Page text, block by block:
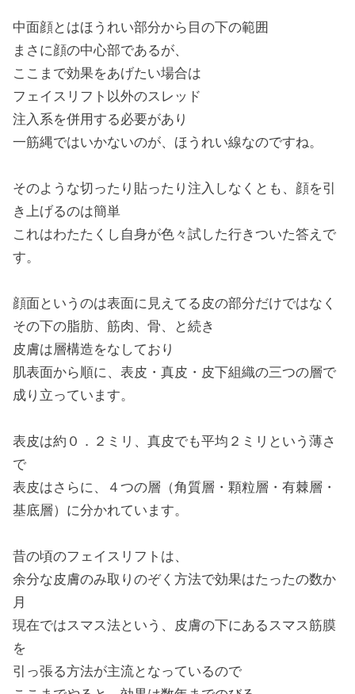
中面顔とはほうれい部分から目の下の範囲
まさに顔の中心部であるが、
ここまで効果をあげたい場合は
フェイスリフト以外のスレッド
注入系を併用する必要があり
一筋縄ではいかないのが、ほうれい線なのですね。
そのような切ったり貼ったり注入しなくとも、顔を引
き上げるのは簡単
これはわたたくし自身が色々試した行きついた答えで
す。
顔面というのは表面に見えてる皮の部分だけではなく
その下の脂肪、筋肉、骨、と続き
皮膚は層構造をなしており
肌表面から順に、表皮・真皮・皮下組織の三つの層で
成り立っています。
表皮は約０．２ミリ、真皮でも平均２ミリという薄さ
で
表皮はさらに、４つの層（角質層・顆粒層・有棘層・
基底層）に分かれています。
昔の頃のフェイスリフトは、
余分な皮膚のみ取りのぞく方法で効果はたったの数か
月
現在ではスマス法という、皮膚の下にあるスマス筋膜
を
引っ張る方法が主流となっているので